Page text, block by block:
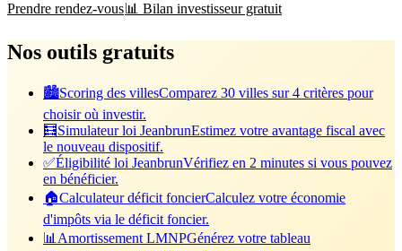
Prendre rendez-vous📊 Bilan investisseur gratuit
Nos outils gratuits
🏙️Scoring des villesComparez 30 villes sur 4 critères pour
choisir où investir.
🧮Simulateur loi JeanbrunEstimez votre avantage fiscal avec
le nouveau dispositif.
✅Éligibilité loi JeanbrunVérifiez en 2 minutes si vous pouvez
en bénéficier.
🏠Calculateur déficit foncierCalculez votre économie
d'impôts via le déficit foncier.
📊 Amortissement LMNPGénérez votre tableau